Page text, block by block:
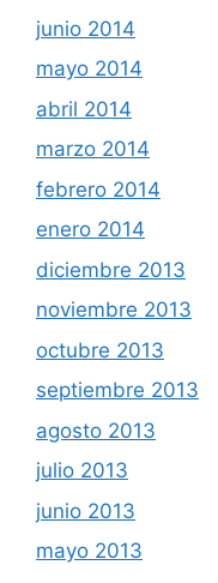
junio 2014
mayo 2014
abril 2014
marzo 2014
febrero 2014
enero 2014
diciembre 2013
noviembre 2013
octubre 2013
septiembre 2013
agosto 2013
julio 2013
junio 2013
mayo 2013